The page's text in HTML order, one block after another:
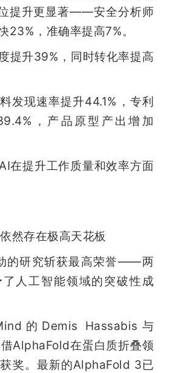
提升更显著——安全分析师
23%，准确率提高7%。
提升39%，同时转化率提高
发现速率提升44.1%，专利
，产品原型产出增加
在提升工作质量和效率方面
然存在极高天花板
的研究斩获最高荣誉——两
人工智能领域的突破性成
的Demis Hassabis与
AlphaFold在蛋白质折叠领
奖。最新的AlphaFold 3已